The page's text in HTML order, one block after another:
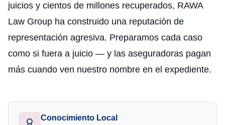
juicios y cientos de millones recuperados, RAWA
Law Group ha construido una reputación de
representación agresiva. Preparamos cada caso
como si fuera a juicio — y las aseguradoras pagan
más cuando ven nuestro nombre en el expediente.
Conocimiento Local